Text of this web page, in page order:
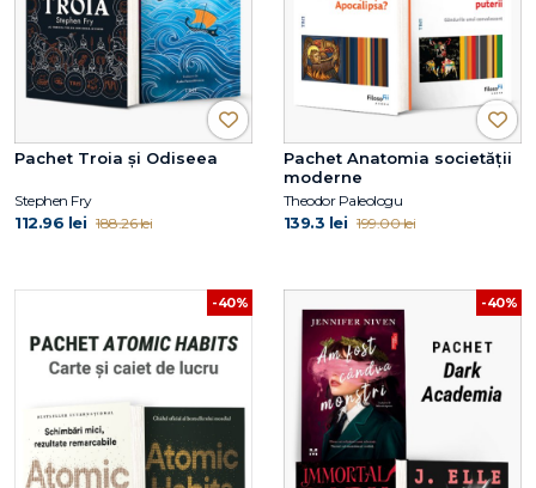
Pachet Troia și Odiseea
Stephen Fry
112.96 lei 188.26 lei
Pachet Anatomia societății
moderne
Theodor Paleologu
139.3 lei 199.00 lei
-40% -40%